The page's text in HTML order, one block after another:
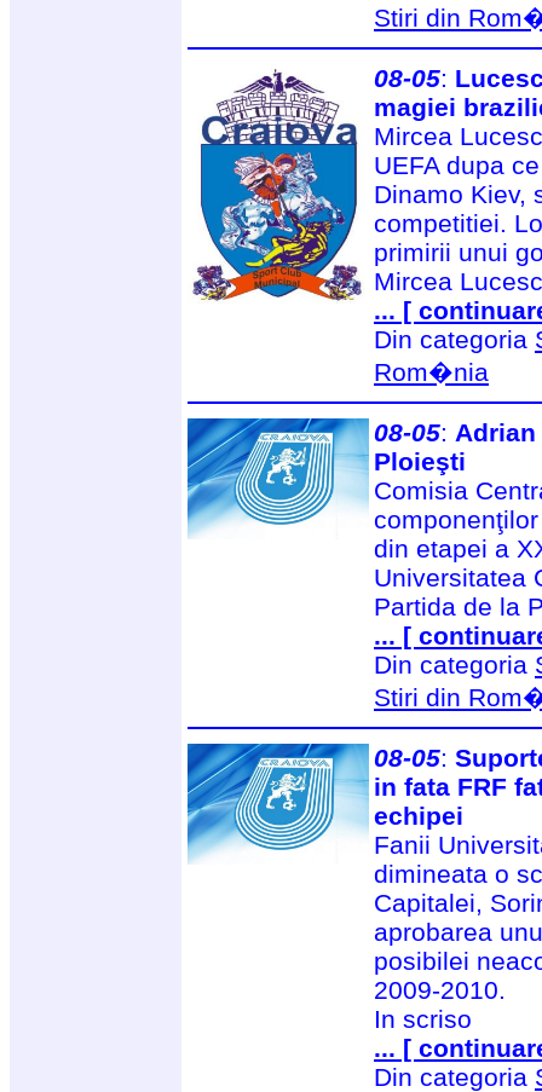
Stiri din
08-05:
magiei
Mircea
UEFA dupa
Dinamo Kiev,
competitiei.
primirii unui
Mircea
... [
Din categoria
Rom�nia
08-05:
Ploieşti
Comisia
din etapei a
Universitatea
Partida de la
... [
Din categoria
Stiri din
08-05:
in fata FRF
echipei
Fanii
dimineata o
Capitalei,
aprobarea
posibilei
2009-2010.
In scriso
... [
Din categoria